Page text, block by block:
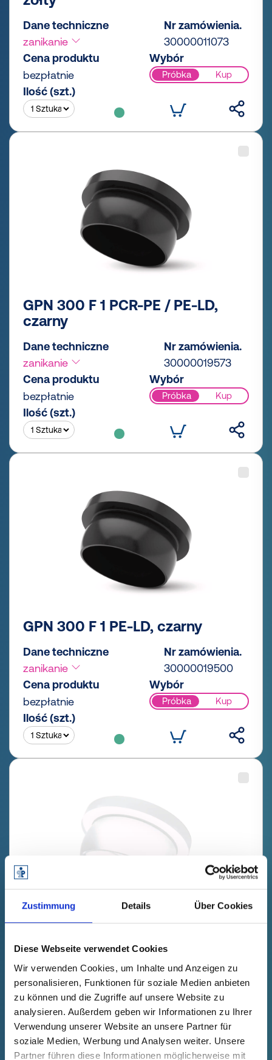
Zustimmung Details Über Cookies
Diese Webseite verwendet Cookies
Wir verwenden Cookies, um Inhalte und Anzeigen zu
personalisieren, Funktionen für soziale Medien anbieten
zu können und die Zugriffe auf unsere Website zu
analysieren. Außerdem geben wir Informationen zu Ihrer
Verwendung unserer Website an unsere Partner für
soziale Medien, Werbung und Analysen weiter. Unsere
Partner führen diese Informationen möglicherweise mit
Dane techniczne
zanikanie
Nr zamówienia.
30000011073
Cena produktu
bezpłatnie
Wybór
Próbka Kup
Ilość (szt.)
GPN 300 F 1 PCR-PE / PE-LD,
czarny
Dane techniczne
zanikanie
Nr zamówienia.
30000019573
Cena produktu
bezpłatnie
Wybór
Próbka Kup
Ilość (szt.)
GPN 300 F 1 PE-LD, czarny
Dane techniczne
zanikanie
Nr zamówienia.
30000019500
Cena produktu
bezpłatnie
Wybór
Próbka Kup
Ilość (szt.)
zanikanie
30000010000
Cena produktu
bezpłatnie
Wybór
Próbka
Ilość (szt.)